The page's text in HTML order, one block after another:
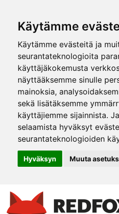
Käytämme
Käytämme evästeitä ja
seurantateknologioita
käyttäjäkokemusta
näyttääksemme sinulle
mainoksia,
sekä lisätäksemme
käyttäjiemme sijainnista.
selaamista hyväksyt
seurantateknologioiden
Hyväksyn Muuta